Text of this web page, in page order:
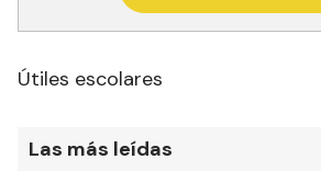
Útiles escolares
Las más leídas